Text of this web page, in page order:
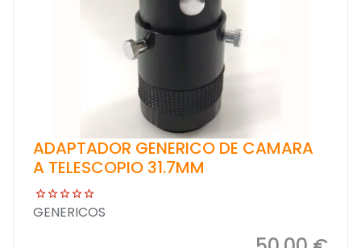
ADAPTADOR GENERICO DE CAMARA
A TELESCOPIO 31.7MM
GENERICOS